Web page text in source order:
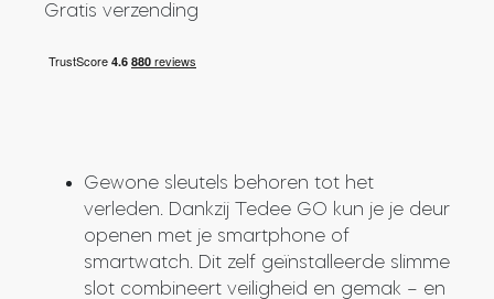
Cilinders
Home toegang
Gratis verzending
Gewone sleutels behoren tot het
verleden. Dankzij Tedee GO kun je je deur
openen met je smartphone of
smartwatch. Dit zelf geïnstalleerde slimme
slot combineert veiligheid en gemak – en